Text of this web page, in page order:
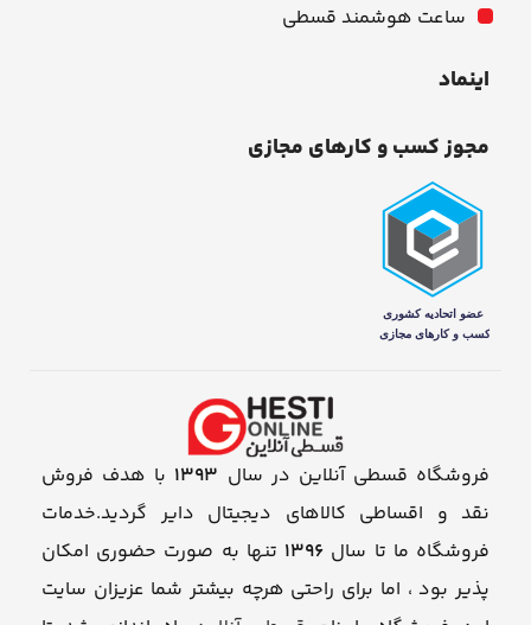
ساعت هوشمند قسطی
اینماد
مجوز کسب و کارهای مجازی
فروشگاه قسطی آنلاین در سال 1393 با هدف فروش
نقد و اقساطی کالاهای دیجیتال دایر گردید.خدمات
فروشگاه ما تا سال 1396 تنها به صورت حضوری امکان
پذیر بود ، اما برای راحتی هرچه بیشتر شما عزیزان سایت